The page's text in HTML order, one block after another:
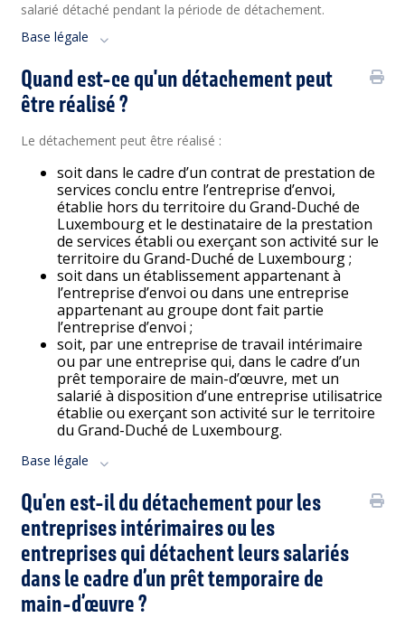
salarié détaché pendant la période de détachement.
Base légale
Quand est-ce qu'un détachement peut
être réalisé ?
Le détachement peut être réalisé :
soit dans le cadre d’un contrat de prestation de
services conclu entre l’entreprise d’envoi,
établie hors du territoire du Grand-Duché de
Luxembourg et le destinataire de la prestation
de services établi ou exerçant son activité sur le
territoire du Grand-Duché de Luxembourg ;
soit dans un établissement appartenant à
l’entreprise d’envoi ou dans une entreprise
appartenant au groupe dont fait partie
l’entreprise d’envoi ;
soit, par une entreprise de travail intérimaire
ou par une entreprise qui, dans le cadre d’un
prêt temporaire de main-d’œuvre, met un
salarié à disposition d’une entreprise utilisatrice
établie ou exerçant son activité sur le territoire
du Grand-Duché de Luxembourg.
Base légale
Qu'en est-il du détachement pour les
entreprises intérimaires ou les
entreprises qui détachent leurs salariés
dans le cadre d’un prêt temporaire de
main-d’œuvre ?